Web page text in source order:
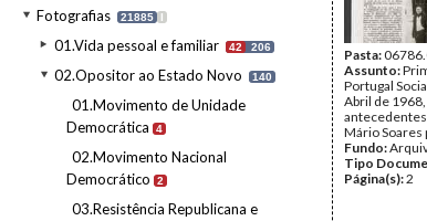
Fotografias 21885 I
01.Vida pessoal e familiar 42 206
02.Opositor ao Estado Novo 140
01.Movimento de Unidade
Democrática
4
02.Movimento Nacional
Democrático
2
03.Resistência Republicana e
Pasta:
Assunto:
Portugal
Abril de
Mário Soares
Fundo:
Tipo
Página(s):2